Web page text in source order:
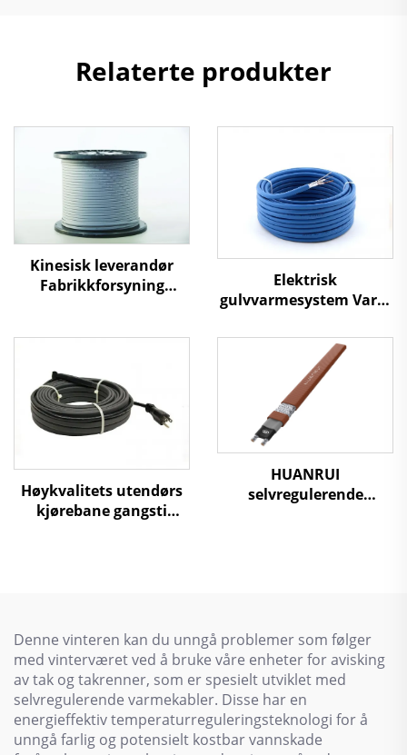
Relaterte produkter
Kinesisk leverandør
Fabrikkforsyning
Elektrisk
gulvvarmesystem Varm
Høykvalitets utendørs
kjørebane gangsti
HUANRUI
selvregulerende
Denne vinteren kan du unngå problemer som følger
med vinterværet ved å bruke våre enheter for avisking
av tak og takrenner, som er spesielt utviklet med
selvregulerende varmekabler. Disse har en
energieffektiv temperaturreguleringsteknologi for å
unngå farlig og potensielt kostbar vannskade